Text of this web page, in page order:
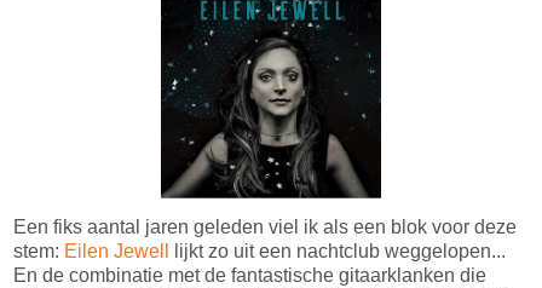
Een fiks aantal jaren geleden viel ik als een blok voor deze
stem: Eilen Jewell
lijkt zo uit een nachtclub weggelopen...
En de combinatie met de fantastische gitaarklanken die